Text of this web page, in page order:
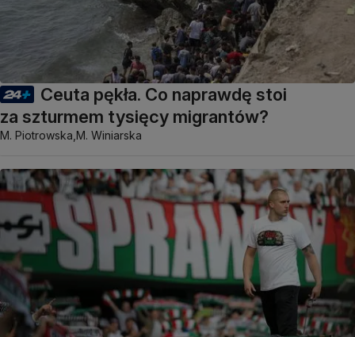
Ceuta pękła. Co naprawdę stoi
za szturmem tysięcy migrantów?
M. Piotrowska, M. Winiarska